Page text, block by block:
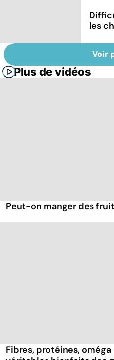
les
Voir
Plus de vidéos
Peut-on manger des
Fibres, protéines, oméga